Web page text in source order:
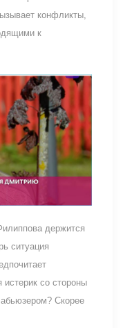
конфликты,
к
держится
ситуация
истерик со стороны
Скорее